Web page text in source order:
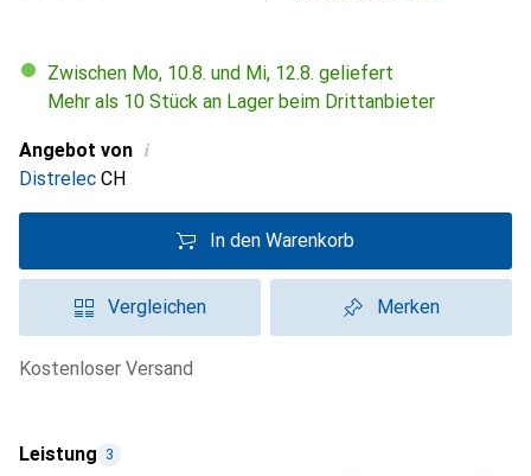
Zwischen Mo, 10.8. und Mi, 12.8. geliefert
Mehr als 10 Stück an Lager beim Drittanbieter
Angebot von i
Distrelec CH
In den Warenkorb
Vergleichen Merken
kostenloser Versand
Leistung 3